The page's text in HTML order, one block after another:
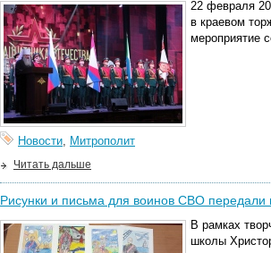
22 февраля
в краевом
мероприятие
Новости, Митрополит
Читать дальше
Рисунки и письма для воинов СВО
В рамках
школы